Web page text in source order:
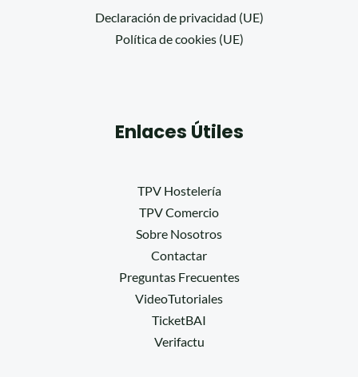
Declaración de privacidad (UE)
Política de cookies (UE)
Enlaces Útiles
TPV Hostelería
TPV Comercio
Sobre Nosotros
Contactar
Preguntas Frecuentes
VideoTutoriales
TicketBAI
Verifactu